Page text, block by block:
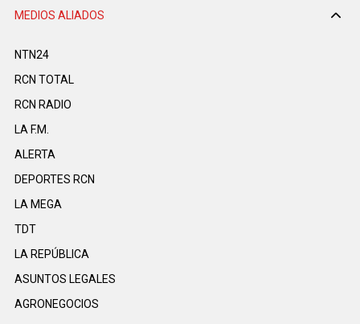
MEDIOS ALIADOS
NTN24
RCN TOTAL
RCN RADIO
LA F.M.
ALERTA
DEPORTES RCN
LA MEGA
TDT
LA REPÚBLICA
ASUNTOS LEGALES
AGRONEGOCIOS